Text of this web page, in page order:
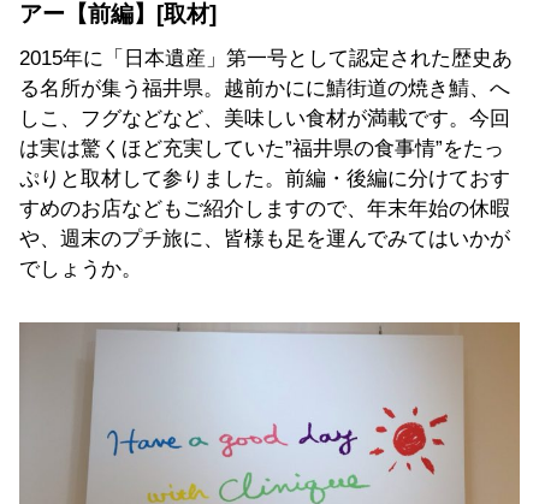
アー【前編】
2015年に「日本遺産」第一号として認定された歴史あ
る名所が集う福井県。越前かにに鯖街道の焼き鯖、へ
しこ、フグなどなど、美味しい食材が満載です。今回
は実は驚くほど充実していた”福井県の食事情”をたっ
ぷりと取材して参りました。前編・後編に分けておす
すめのお店などもご紹介しますので、年末年始の休暇
や、週末のプチ旅に、皆様も足を運んでみてはいかが
でしょうか。